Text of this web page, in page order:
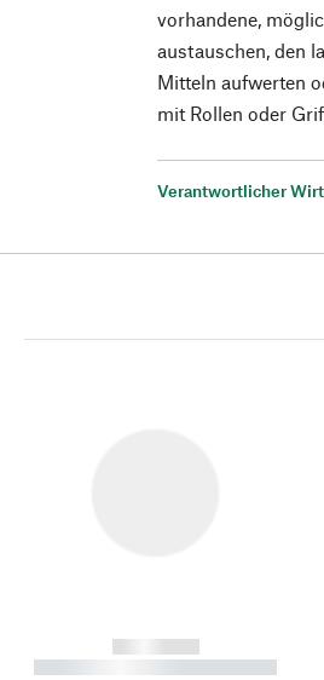
vorhandene,
austauschen, den
Mitteln aufwerten
mit Rollen oder
Verantwortlicher
------------
----------- ----------- ----------